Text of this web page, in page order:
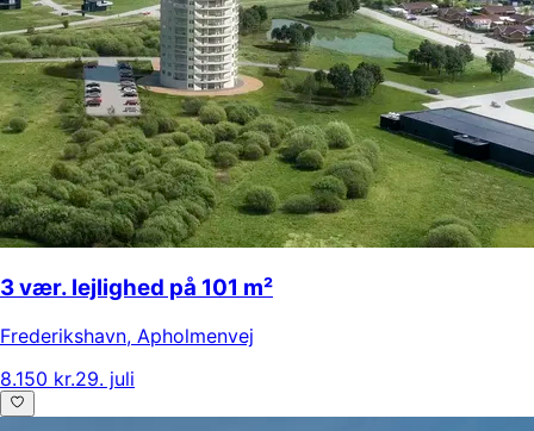
3 vær. lejlighed på 101 m²
Frederikshavn, Apholmenvej
8.150 kr.29. juli